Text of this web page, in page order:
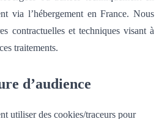
via l’hébergement en France. Nous
contractuelles et techniques visant à
traitements.
d’audience
utiliser des cookies/traceurs pour